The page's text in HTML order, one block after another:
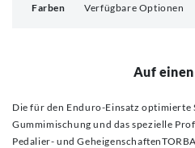
Farben
Verfügbare Optionen
Auf
Die für den Enduro-Einsatz optimierte
Gummimischung und das spezielle
Pedalier- und